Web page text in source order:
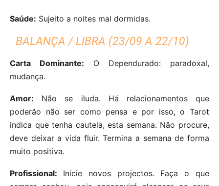
Saúde: Sujeito a noites mal dormidas.
BALANÇA / LIBRA (23/09 A 22/10)
Carta Dominante: O Dependurado: paradoxal,
mudança.
Amor: Não se iluda. Há relacionamentos que
poderão não ser como pensa e por isso, o Tarot
indica que tenha cautela, esta semana. Não procure,
deve deixar a vida fluir. Termina a semana de forma
muito positiva.
Profissional: Inicie novos projectos. Faça o que